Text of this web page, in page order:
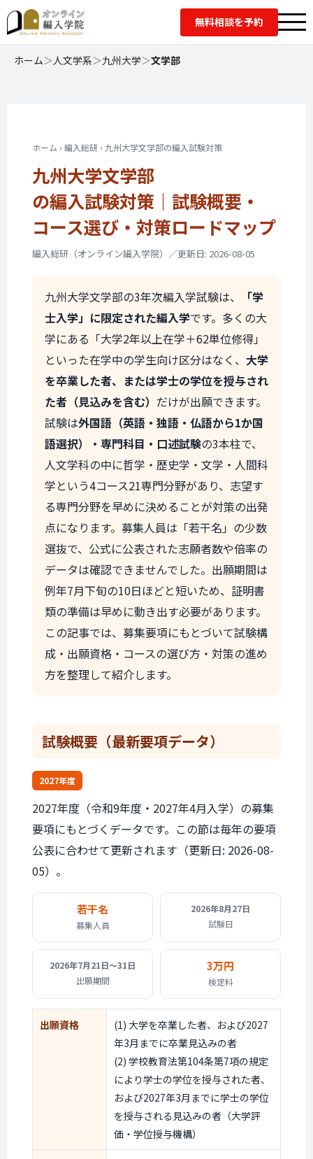
無料相談を予約
ホーム＞ 人文学系＞九州大学＞文学部
ホーム › 編入総研 › 九州大学文学部の編入試験対策
九州大学文学部
の編入試験対策｜ 試験概要・
コース選び・ 対策ロードマップ
編入総研（オンライン編入学院）／更新日: 2026-08-05
九州大学文学部の3年次編入学試験は、
「学
士入学」に限定された編入学です。多くの大
学にある「大学2年以上在学＋62単位修得」
といった在学中の学生向け区分はなく、 大学
を卒業した者、または学士の学位を授与され
た者（見込みを含む） だけが出願できます。
試験は外国語（英語・独語・仏語から1か国
語選択）・専門科目・口述試験の3本柱で、
人文学科の中に哲学・歴史学・文学・人間科
学という4コース21専門分野があり、志望す
る専門分野を早めに決めることが対策の出発
点になります。募集人員は「若干名」の少数
選抜で、公式に公表された志願者数や倍率の
データは確認できませんでした。出願期間は
例年7月下旬の10日ほどと短いため、証明書
類の準備は早めに動き出す必要があります。
この記事では、募集要項にもとづいて試験構
成・出願資格・コースの選び方・対策の進め
方を整理して紹介します。
試験概要 （最新要項データ）
2027年度
2027年度（令和9年度・2027年4月入学）の募集
要項にもとづくデータです。この節は毎年の要項
公表に合わせて更新されます（更新日: 2026-08-
05）。
若干名
募集人員
2026年8月27日
試験日
2026年7月21日〜31日
出願期間
3万円
検定料
出願資格
(1) 大学を卒業した者、および2027
年3月までに卒業見込みの者
(2) 学校教育法第104条第7項の規定
により学士の学位を授与された者、
および2027年3月までに学士の学位
を授与される見込みの者（大学評
価・学位授与機構）